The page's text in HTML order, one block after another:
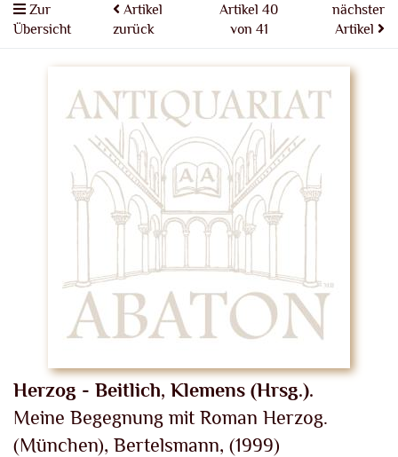
Zur
Übersicht
Artikel
zurück
Artikel 40
von 41
nächster
Artikel
Herzog - Beitlich, Klemens (Hrsg.).
Meine Begegnung mit Roman Herzog.
(München), Bertelsmann, (1999)